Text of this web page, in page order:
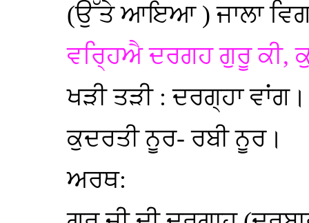
(ਉੱਤੇ ਆਇਆ ) ਜਾਲਾ
ਵਰ੍ਹਿਐ ਦਰਗਹ ਗੁਰੂ ਕੀ,
ਖੜੀ ਤੜੀ : ਦਰਗ੍ਹਾ
ਕੁਦਰਤੀ ਨੂਰ- ਰਬੀ ਨੂਰ।
ਅਰਥ: